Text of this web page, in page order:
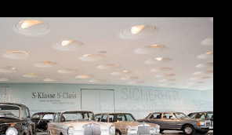
τρίτη αφορά στην επιστροφή με
που θα χρησιμοποιηθεί ως προκαταβολή για
Με βάση αυτά τα δεδομένα, το Jeep
τον κινητήρα 100 HP γίνεται δικό σας με
για τα Renegade και Compass e-Hybrid